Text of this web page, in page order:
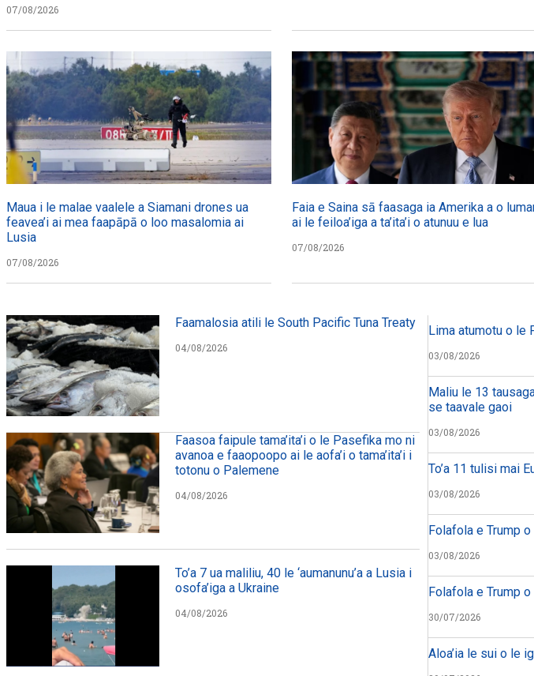
07/08/2026
Maua i le malae vaalele a Siamani drones ua
feavea’i ai mea faapāpā o loo masalomia ai
Lusia
07/08/2026
Faia e Saina sā faasaga ia Amerika a o
ai le feiloa’iga a ta’ita’i o atunuu e lua
07/08/2026
Faamalosia atili le South Pacific Tuna Treaty
04/08/2026
Faasoa faipule tama’ita’i o le Pasefika mo ni
avanoa e faaopoopo ai le aofa’i o tama’ita’i i
totonu o Palemene
04/08/2026
To’a 7 ua maliliu, 40 le ‘aumanunu’a a Lusia i
osofa’iga a Ukraine
04/08/2026
Lima atumotu o le
03/08/2026
Maliu le 13
se taavale gaoi
03/08/2026
To’a 11 tulisi mai
03/08/2026
Folafola e Trump
03/08/2026
Folafola e Trump o
30/07/2026
Aloa’ia le sui o le